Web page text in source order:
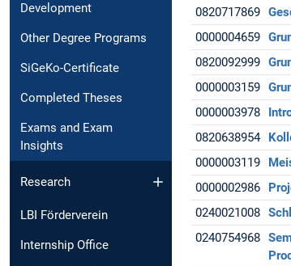
Development
Other Degree Programs
SiGeKo-Certificate
Completed Theses
Exams and Exam
Insights
Research
LBI Förderverein
Internship Office
0820717869
0000004659
0820092999
0000003159
0000003978
0820638954
0000003119
0000002986
0240021008
0240754968